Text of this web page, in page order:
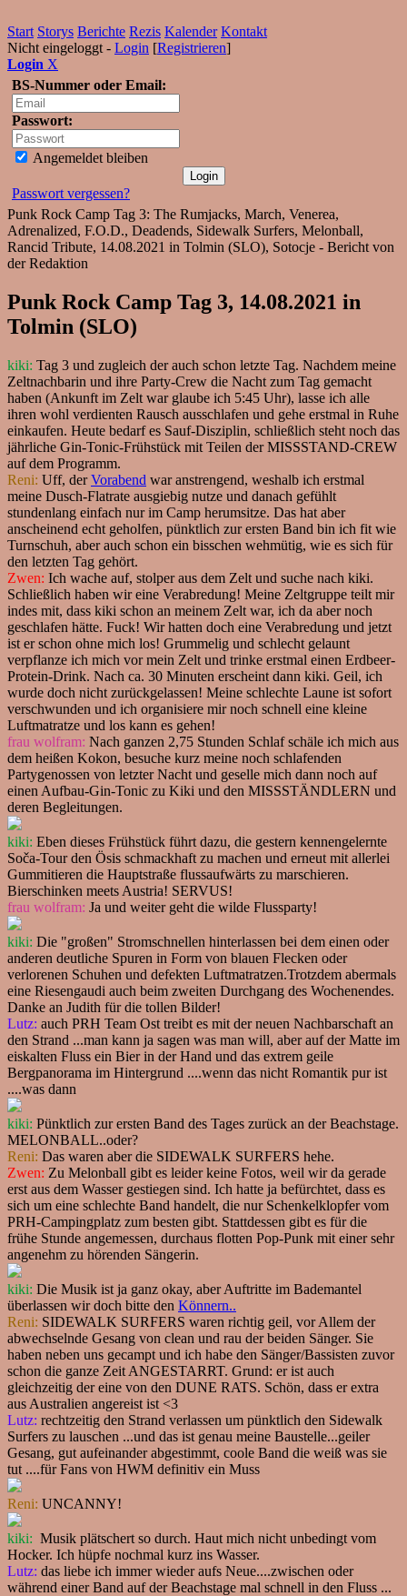
Start Storys Berichte Rezis Kalender Kontakt
Nicht eingeloggt - Login [Registrieren]
Login X
BS-Nummer oder Email:
Passwort:
Angemeldet bleiben
Passwort vergessen?
Punk Rock Camp Tag 3: The Rumjacks, March, Venerea,
Adrenalized, F.O.D., Deadends, Sidewalk Surfers, Melonball,
Rancid Tribute, 14.08.2021 in Tolmin (SLO), Sotocje - Bericht von
der Redaktion
Punk Rock Camp Tag 3, 14.08.2021 in
Tolmin (SLO)
kiki: Tag 3 und zugleich der auch schon letzte Tag. Nachdem meine
Zeltnachbarin und ihre Party-Crew die Nacht zum Tag gemacht
haben (Ankunft im Zelt war glaube ich 5:45 Uhr), lasse ich alle
ihren wohl verdienten Rausch ausschlafen und gehe erstmal in Ruhe
einkaufen. Heute bedarf es Sauf-Disziplin, schließlich steht noch das
jährliche Gin-Tonic-Frühstück mit Teilen der MISSSTAND-CREW
auf dem Programm.
Reni: Uff, derVorabend war anstrengend, weshalb ich erstmal
meine Dusch-Flatrate ausgiebig nutze und danach gefühlt
stundenlang einfach nur im Camp herumsitze. Das hat aber
anscheinend echt geholfen, pünktlich zur ersten Band bin ich fit wie
Turnschuh, aber auch schon ein bisschen wehmütig, wie es sich für
den letzten Tag gehört.
Zwen: Ich wache auf, stolper aus dem Zelt und suche nach kiki.
Schließlich haben wir eine Verabredung! Meine Zeltgruppe teilt mir
indes mit, dass kiki schon an meinem Zelt war, ich da aber noch
geschlafen hätte. Fuck! Wir hatten doch eine Verabredung und jetzt
ist er schon ohne mich los! Grummelig und schlecht gelaunt
verpflanze ich mich vor mein Zelt und trinke erstmal einen Erdbeer-
Protein-Drink. Nach ca. 30 Minuten erscheint dann kiki. Geil, ich
wurde doch nicht zurückgelassen! Meine schlechte Laune ist sofort
verschwunden und ich organisiere mir noch schnell eine kleine
Luftmatratze und los kann es gehen!
frau wolfram: Nach ganzen 2,75 Stunden Schlaf schäle ich mich aus
dem heißen Kokon, besuche kurz meine noch schlafenden
Partygenossen von letzter Nacht und geselle mich dann noch auf
einen Aufbau-Gin-Tonic zu Kiki und den MISSSTÄNDLERN und
deren Begleitungen.
kiki: Eben dieses Frühstück führt dazu, die gestern kennengelernte
Soča-Tour den Ösis schmackhaft zu machen und erneut mit allerlei
Gummitieren die Hauptstraße flussaufwärts zu marschieren.
Bierschinken meets Austria! SERVUS!
frau wolfram: Ja und weiter geht die wilde Flussparty!
kiki: Die "großen" Stromschnellen hinterlassen bei dem einen oder
anderen deutliche Spuren in Form von blauen Flecken oder
verlorenen Schuhen und defekten Luftmatratzen.Trotzdem abermals
eine Riesengaudi auch beim zweiten Durchgang des Wochenendes.
Danke an Judith für die tollen Bilder!
Lutz: auch PRH Team Ost treibt es mit der neuen Nachbarschaft an
den Strand ...man kann ja sagen was man will, aber auf der Matte im
eiskalten Fluss ein Bier in der Hand und das extrem geile
Bergpanorama im Hintergrund ....wenn das nicht Romantik pur ist
....was dann
kiki: Pünktlich zur ersten Band des Tages zurück an der Beachstage.
MELONBALL..oder?
Reni: Das waren aber die SIDEWALK SURFERS hehe.
Zwen: Zu Melonball gibt es leider keine Fotos, weil wir da gerade
erst aus dem Wasser gestiegen sind. Ich hatte ja befürchtet, dass es
sich um eine schlechte Band handelt, die nur Schenkelklopfer vom
PRH-Campingplatz zum besten gibt. Stattdessen gibt es für die
frühe Stunde angemessen, durchaus flotten Pop-Punk mit einer sehr
angenehm zu hörenden Sängerin.
kiki: Die Musik ist ja ganz okay, aber Auftritte im Bademantel
überlassen wir doch bitte den Könnern..
Reni: SIDEWALK SURFERS waren richtig geil, vor Allem der
abwechselnde Gesang von clean und rau der beiden Sänger. Sie
haben neben uns gecampt und ich habe den Sänger/Bassisten zuvor
schon die ganze Zeit ANGESTARRT. Grund: er ist auch
gleichzeitig der eine von den DUNE RATS. Schön, dass er extra
aus Australien angereist ist <3
Lutz: rechtzeitig den Strand verlassen um pünktlich den Sidewalk
Surfers zu lauschen ...und das ist genau meine Baustelle...geiler
Gesang, gut aufeinander abgestimmt, coole Band die weiß was sie
tut ....für Fans von HWM definitiv ein Muss
Reni: UNCANNY!
kiki: Musik plätschert so durch. Haut mich nicht unbedingt vom
Hocker. Ich hüpfe nochmal kurz ins Wasser.
Lutz: das liebe ich immer wieder aufs Neue....zwischen oder
während einer Band auf der Beachstage mal schnell in den Fluss ...